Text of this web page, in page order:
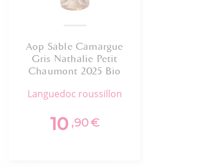
Aop Sable Camargue
Gris Nathalie Petit
Chaumont 2025 Bio
languedoc roussillon
10 ,90€